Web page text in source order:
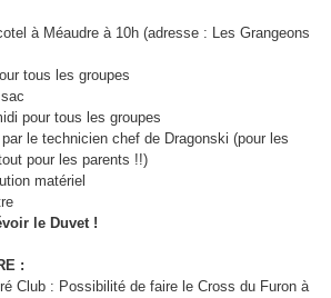
à Méaudre à 10h (adresse : Les Grangeons
tous les groupes
pour tous les groupes
le technicien chef de Dragonski (pour les
pour les parents !!)
matériel
le Duvet !
:
Club : Possibilité de faire le Cross du Furon à